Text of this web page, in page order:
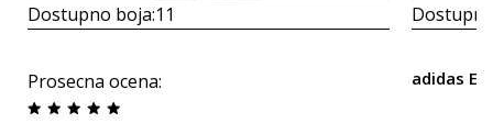
Dostupno boja:11
Prosecna ocena: adidas